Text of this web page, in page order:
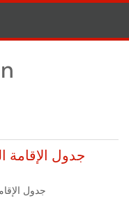
جدول الإقامة
جدول